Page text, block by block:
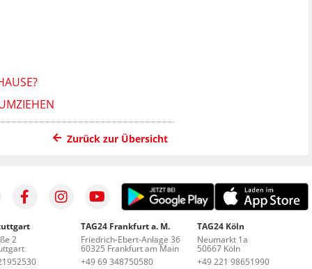
Zurück zur Übersicht
2
TAG24 Frankfurt a. M.
Friedrich-Ebert-Anlage 36
60325 Frankfurt am Main
+49 69 348750580
TAG24 Köln
Neumarkt 1a
50667 Köln
+49 221 98651990